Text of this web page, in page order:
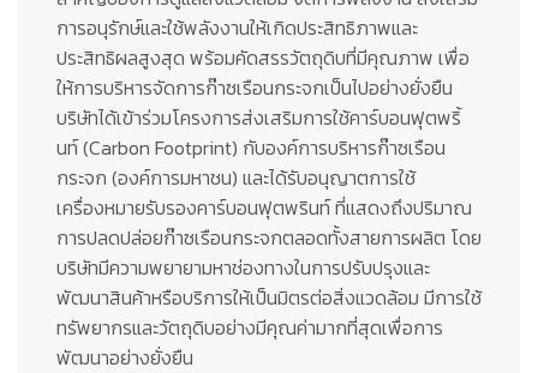
การอนุรักษ์และใช้พลังงานให้เกิดประสิทธิภาพและ
ประสิทธิผลสูงสุด พร้อมคัดสรรวัตถุดิบที่มีคุณภาพ เพื่อ
ให้การบริหารจัดการก๊าซเรือนกระจกเป็นไปอย่างยั่งยืน
บริษัทได้เข้าร่วมโครงการส่งเสริมการใช้คาร์บอนฟุตพริ้
นท์ (Carbon Footprint) กับองค์การบริหารก๊าซเรือน
กระจก (องค์การมหาชน) และได้รับอนุญาตการใช้
เครื่องหมายรับรองคาร์บอนฟุตพรินท์ ที่แสดงถึงปริมาณ
การปลดปล่อยก๊าซเรือนกระจกตลอดทั้งสายการผลิต โดย
บริษัทมีความพยายามหาช่องทางในการปรับปรุงและ
พัฒนาสินค้าหรือบริการให้เป็นมิตรต่อสิ่งแวดล้อม มีการใช้
ทรัพยากรและวัตถุดิบอย่างมีคุณค่ามากที่สุดเพื่อการ
พัฒนาอย่างยั่งยืน